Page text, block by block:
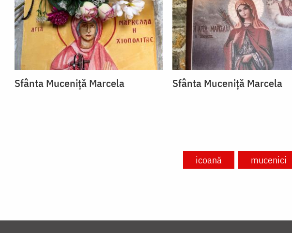
Sfânta Muceniță Marcela Sfânta Muceniță Marcela
icoană mucenici